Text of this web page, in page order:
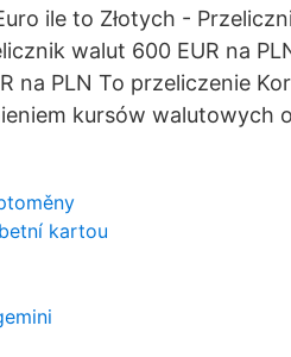
ile to Złotych -
walut 600 EUR na
na PLN To przeliczenie
kursów walutowych
kartou